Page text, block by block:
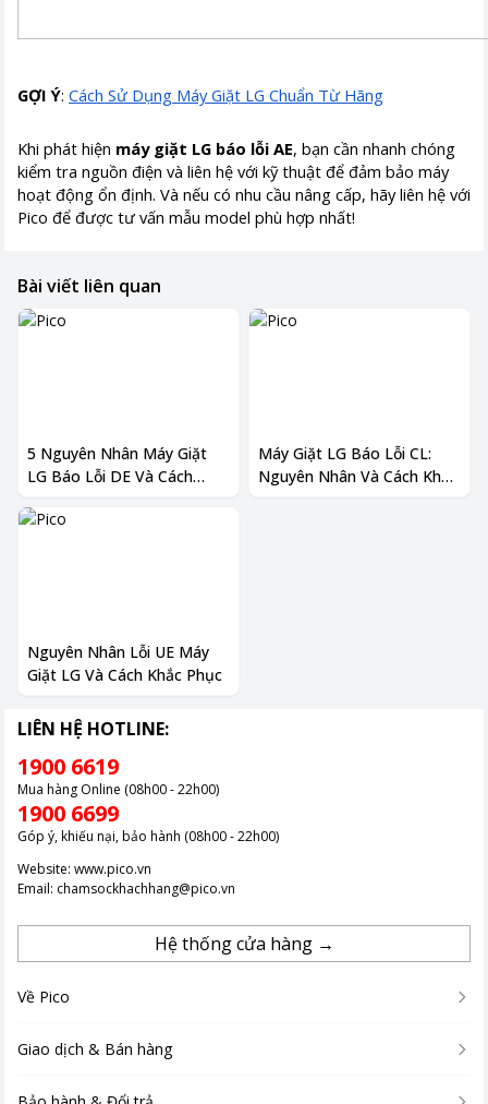
GỢI Ý: Cách Sử Dụng Máy Giặt LG Chuẩn Từ Hãng
Khi phát hiện máy giặt LG báo lỗi AE, bạn cần nhanh chóng
kiểm tra nguồn điện và liên hệ với kỹ thuật để đảm bảo máy
hoạt động ổn định. Và nếu có nhu cầu nâng cấp, hãy liên hệ với
Pico để được tư vấn mẫu model phù hợp nhất!
Bài viết liên quan
5 Nguyên Nhân Máy Giặt
LG Báo Lỗi DE Và Cách
Máy Giặt LG Báo Lỗi CL:
Nguyên Nhân Và Cách Khắc
Nguyên Nhân Lỗi UE Máy
Giặt LG Và Cách Khắc Phục
LIÊN HỆ HOTLINE:
1900 6619
Mua hàng Online (08h00 - 22h00)
1900 6699
Góp ý, khiếu nại, bảo hành (08h00 - 22h00)
Website: www.pico.vn
Email: chamsockhachhang@pico.vn
Hệ thống cửa hàng →
Về Pico
Giao dịch & Bán hàng